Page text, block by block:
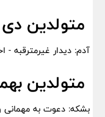
متولدین دی
آدم: دیدار غیرمترقبه -
متولدین
بشکه: دعوت به